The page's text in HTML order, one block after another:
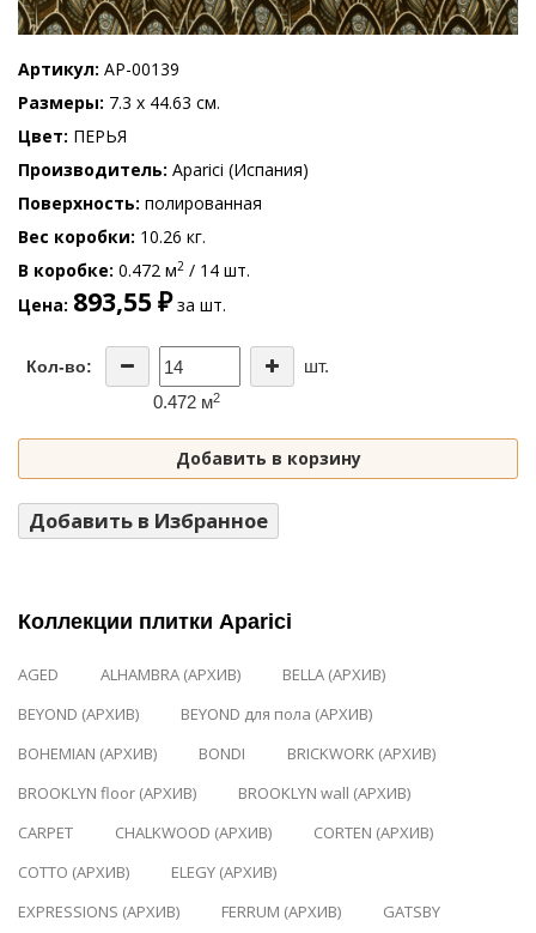
Артикул AP-00139
Размеры 7.3 x 44.63 см.
Цвет ПЕРЬЯ
Производитель Aparici (Испания)
Поверхность полированная
Вес коробки 10.26 кг.
В коробке 0.472 м2 / 14 шт.
Цена 893,55 ₽за шт.
Кол-во:
шт.
0.472 м2
Добавить в корзину
Добавить в Избранное
Коллекции плитки Aparici
AGED ALHAMBRA (АРХИВ)
BELLA (АРХИВ)
BEYOND (АРХИВ)
BEYOND для пола (АРХИВ)
BOHEMIAN (АРХИВ)
BONDI
BRICKWORK (АРХИВ)
BROOKLYN floor (АРХИВ)
BROOKLYN wall (АРХИВ)
CARPET
CHALKWOOD (АРХИВ)
CORTEN (АРХИВ)
COTTO (АРХИВ)
ELEGY (АРХИВ)
EXPRESSIONS (АРХИВ)
FERRUM (АРХИВ)
GATSBY